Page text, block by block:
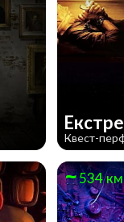
Квест-
534 км